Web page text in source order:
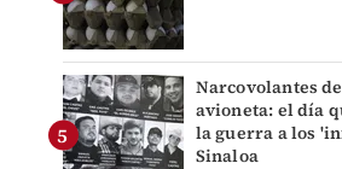
Narcovolantes
avioneta: el día
la guerra a los
Sinaloa